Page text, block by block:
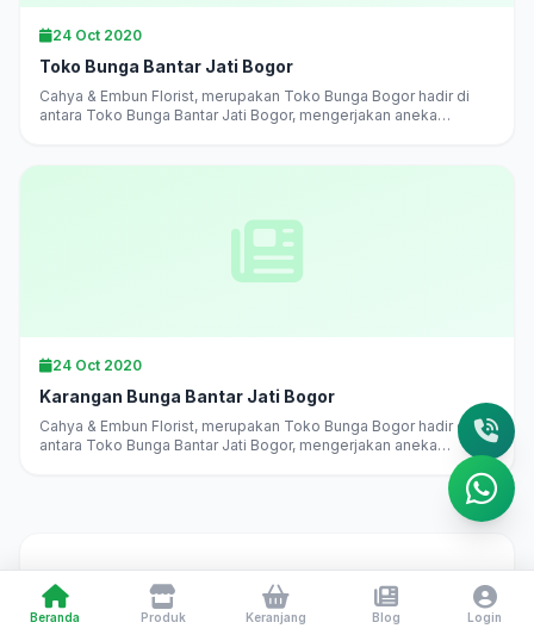
24 Oct 2020
Toko Bunga Bantar Jati Bogor
Cahya & Embun Florist, merupakan Toko Bunga Bogor hadir di
antara Toko Bunga Bantar Jati Bogor, mengerjakan aneka
24 Oct 2020
Karangan Bunga Bantar Jati Bogor
Cahya & Embun Florist, merupakan Toko Bunga Bogor hadir di
antara Toko Bunga Bantar Jati Bogor, mengerjakan aneka
Toko Bunga Bogor 24 Jam
— Cahya & Embun Florist
Beranda Produk Keranjang Blog Login